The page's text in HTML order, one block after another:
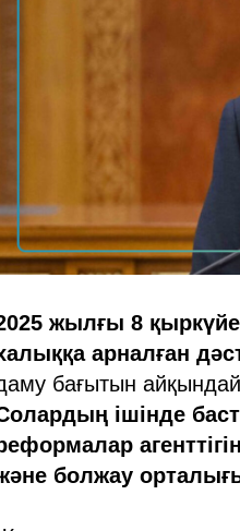
жылғы 8
арналған
бағытын
ішінде
болжау